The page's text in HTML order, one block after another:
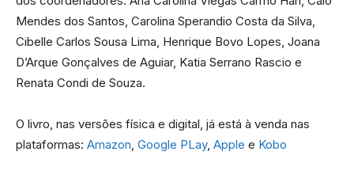
Mendes dos Santos, Carolina Sperandio Costa da Silva,
Cibelle Carlos Sousa Lima, Henrique Bovo Lopes, Joana
D’Arque Gonçalves de Aguiar, Katia Serrano Rascio e
Renata Condi de Souza.
O livro, nas versões física e digital, já está à venda nas
plataformas: Amazon, Google PLay, Apple e Kobo